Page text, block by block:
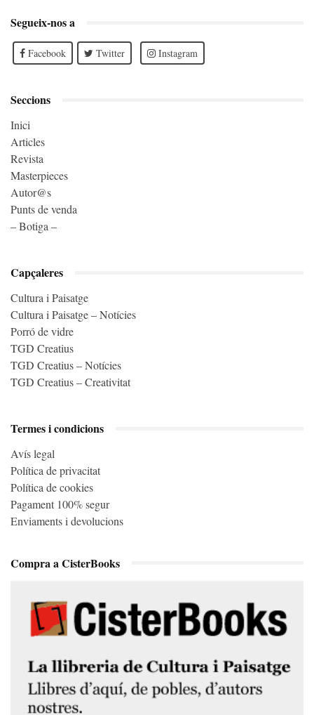
Segueix-nos a
Facebook Twitter Instagram
Seccions
Inici
Articles
Revista
Masterpieces
Autor@s
Punts de venda
– Botiga –
Capçaleres
Cultura i Paisatge
Cultura i Paisatge – Notícies
Porró de vidre
TGD Creatius
TGD Creatius – Notícies
TGD Creatius – Creativitat
Termes i condicions
Avís legal
Política de privacitat
Política de cookies
Pagament 100% segur
Enviaments i devolucions
Compra a CisterBooks